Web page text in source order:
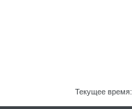
Текущее время: